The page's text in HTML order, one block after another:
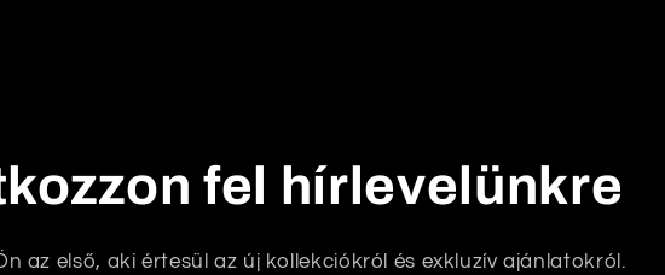
fel hírlevelünkre
az első, aki értesül az új kollekciókról és exkluzív ajánlatokról.